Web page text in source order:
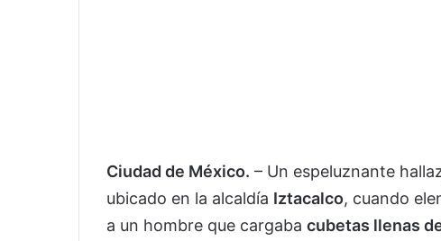
Ciudad de México. – Un espeluznante
ubicado en la alcaldía Iztacalco, cuando
a un hombre que cargaba cubetas llenas